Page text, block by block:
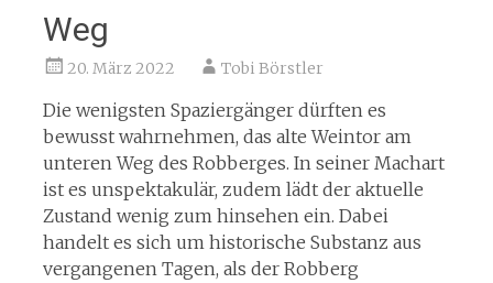
Weg
20. März 2022 Tobi Börstler
Die wenigsten Spaziergänger dürften es
bewusst wahrnehmen, das alte Weintor am
unteren Weg des Robberges. In seiner Machart
ist es unspektakulär, zudem lädt der aktuelle
Zustand wenig zum hinsehen ein. Dabei
handelt es sich um historische Substanz aus
vergangenen Tagen, als der Robberg